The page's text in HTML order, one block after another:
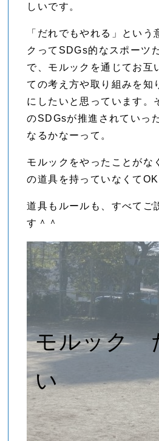
しいです。
「だれでもやれる」という
クってSDGs的なスポーツ
で、モルックを通じてお互
ての考え方や取り組みを知
にしたいと思っています。
のSDGsが推進されていっ
なるかなーって。
モルックをやったことがな
の道具を持っていなくてOK
道具もルールも、すべてご
す＾＾
モルック
い